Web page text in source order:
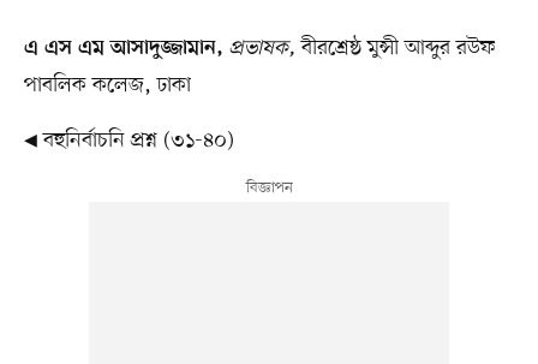
এ এস এম আসাদুজ্জামান, প্রভাষক,বীরশ্রেষ্ঠ মুন্সী আব্দুর রউফ
পাবলিক কলেজ, ঢাকা
◀ বহুনির্বাচনি প্রশ্ন (৩১-৪০)